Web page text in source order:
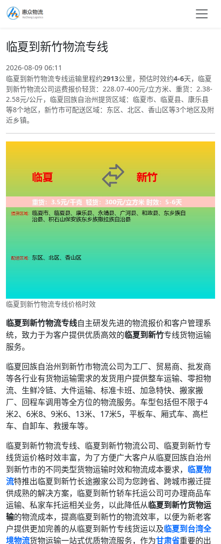
临夏到新竹物流专线
2026-08-09 06:11
临夏到新竹物流专线运输里程约2913公里，预估时效约4-6天，临夏
到新竹物流公司运费报价轻货：228.07-400元/立方米、重货：2.38-
2.58元/公斤，临夏回族自治州提货区域：临夏市、临夏县、康乐县
等8个地区，新竹市可配送区域：东区、北区、香山区等3个地区及附
近乡镇。
临夏到新竹物流专线价格时效
临夏到新竹物流专线自主研发先进的物流报价和客户管理系
统，致力于为客户提供优质高效的临夏到新竹专线货物运输
服务。
临夏回族自治州到新竹市物流公司为工厂、贸易商、批发商
等各行业有货物运输需求的发货用户提供整车运输、零担物
流、生鲜冷链、大件运输、标准卡班、加急特快、搬家搬
厂、回程车调用等全方位的物流服务。车型包括但不限于4
米2、6米8、9米6、13米、17米5，平板车、厢式车、高栏
车、自卸车、救援车等。
临夏到新竹物流专线、临夏到新竹物流公司、临夏到新竹专
线货运价格时效丰富，为了方便广大客户从临夏回族自治州
到新竹市的不同类型货物运输时效和物流成本要求， 临夏物
流特推出临夏到新竹长途搬家公司为您跨省、跨城市搬迁提
供成熟的解决方案，临夏到新竹轿车托运公司可办理商品车
运输、私家车托运相关业务，以此降低从临夏到新竹货物运
输的物流成本，提高临夏到新竹的物流效率，以便为新老客
户提供更加完善的从临夏到新竹专线货运以及临夏到台湾全
境物流货物运输一站式优质物流服务，作为甘肃省重要的出